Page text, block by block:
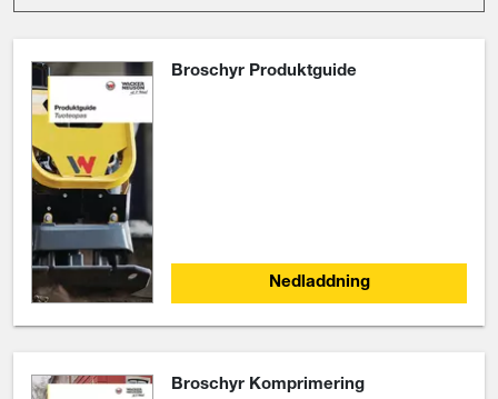
Idag kan vi erbjuda ett antal stampar för
arbetsuppgifter.
Se alla stampar nu
Nedladdningar